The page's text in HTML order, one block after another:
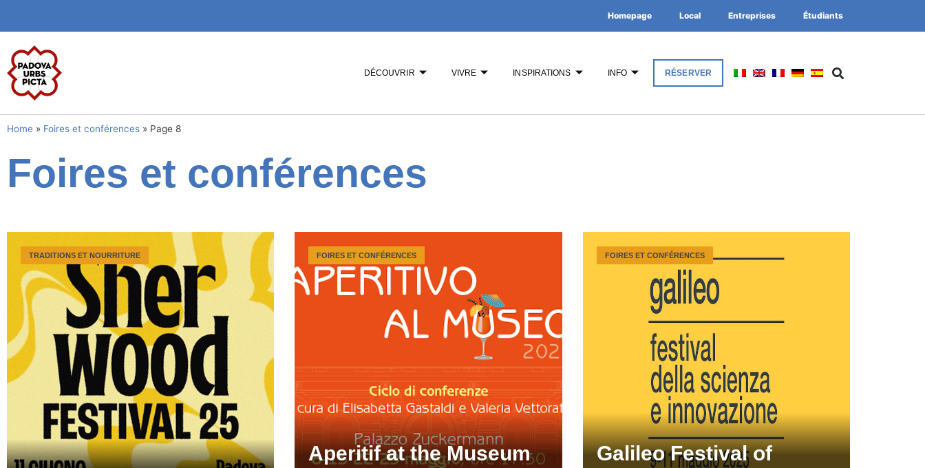
Homepage Local Entreprises Étudiants
DÉCOUVRIR VIVRE INSPIRATIONS INFO RÉSERVER
Home » Foires et conférences » Page 8
Foires et conférences
TRADITIONS ET NOURRITURE
Aperitif at the Museum
FOIRES ET CONFÉRENCES
Galileo Festival of
FOIRES ET CONFÉRENCES